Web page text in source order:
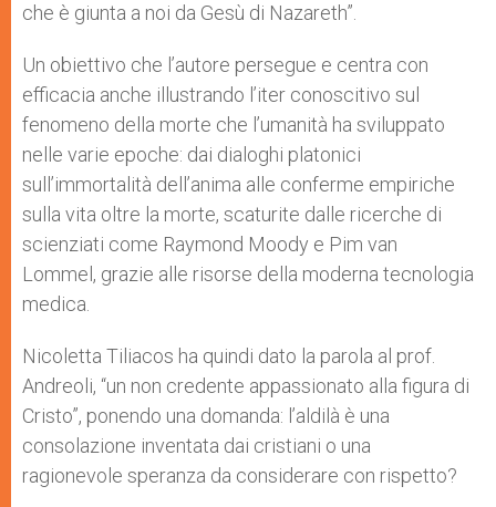
che è giunta a noi da Gesù di Nazareth”.
Un obiettivo che l’autore persegue e centra con
efficacia anche illustrando l’iter conoscitivo sul
fenomeno della morte che l’umanità ha sviluppato
nelle varie epoche: dai dialoghi platonici
sull’immortalità dell’anima alle conferme empiriche
sulla vita oltre la morte, scaturite dalle ricerche di
scienziati come Raymond Moody e Pim van
Lommel, grazie alle risorse della moderna tecnologia
medica.
Nicoletta Tiliacos ha quindi dato la parola al prof.
Andreoli, “un non credente appassionato alla figura di
Cristo”, ponendo una domanda: l’aldilà è una
consolazione inventata dai cristiani o una
ragionevole speranza da considerare con rispetto?